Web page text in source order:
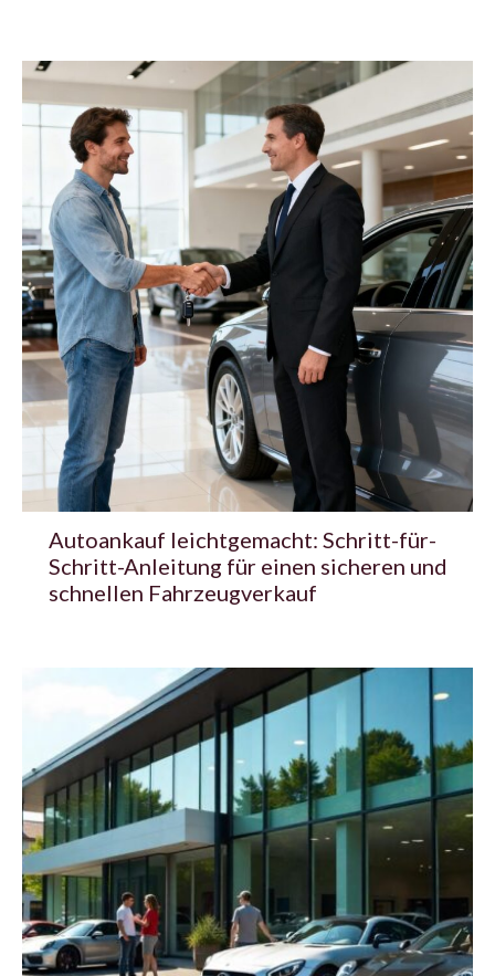
Autoankauf leichtgemacht: Schritt-für-
Schritt-Anleitung für einen sicheren und
schnellen Fahrzeugverkauf